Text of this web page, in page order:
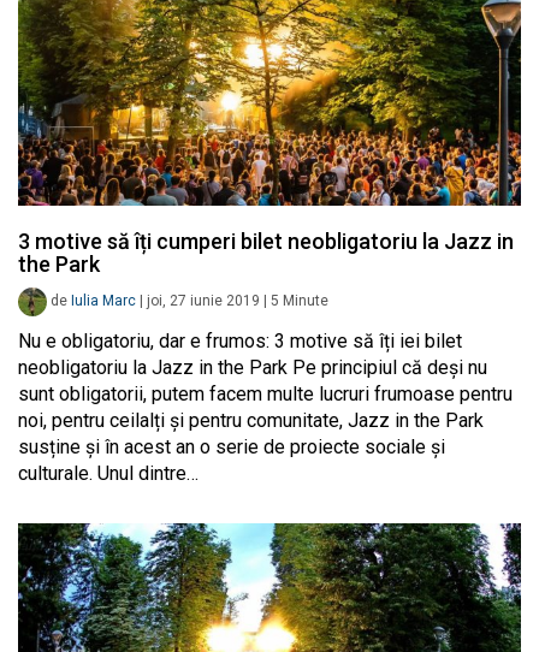
3 motive să îți cumperi bilet neobligatoriu la Jazz in
the Park
de Iulia Marc joi, 27 iunie 2019 5 Minute
Nu e obligatoriu, dar e frumos: 3 motive să îți iei bilet
neobligatoriu la Jazz in the Park Pe principiul că deși nu
sunt obligatorii, putem facem multe lucruri frumoase pentru
noi, pentru ceilalți și pentru comunitate, Jazz in the Park
susține și în acest an o serie de proiecte sociale și
culturale. Unul dintre…